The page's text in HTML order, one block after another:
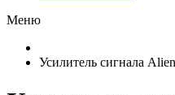
Меню
Усилитель сигнала